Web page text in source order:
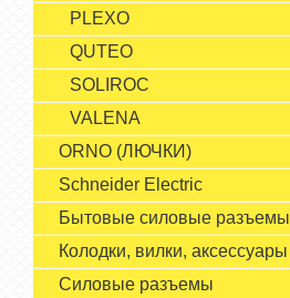
PLEXO
QUTEO
SOLIROC
VALENA
ORNO (ЛЮЧКИ)
Schneider Electric
Бытовые силовые разъемы
Колодки, вилки, аксессуары
Силовые разъемы